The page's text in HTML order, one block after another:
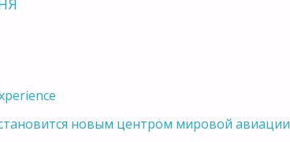
новым центром мировой авиации